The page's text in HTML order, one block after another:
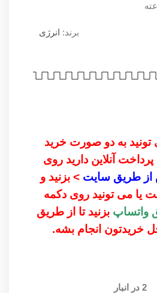
برند: انرژی
به دو صورت خرید
آنلاین دارید روی
طریق سایت> بزنید و
یا می تونید روی دکمه
واتساپ بزنید تا از طریق
خریدتون انجام بشه.
2 در انبار